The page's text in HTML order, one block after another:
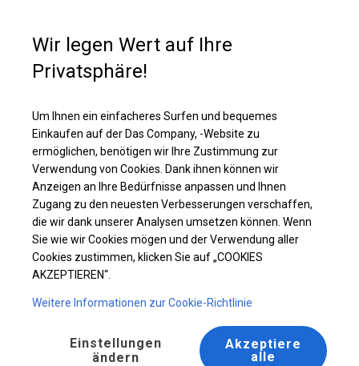
Ganzjährig geöffnete Zelthalle | 8x12 m
Wir legen Wert auf Ihre
Privatsphäre!
Um Ihnen ein einfacheres Surfen und bequemes
Einkaufen auf der Das Company, -Website zu
ermöglichen, benötigen wir Ihre Zustimmung zur
Verwendung von Cookies. Dank ihnen können wir
Anzeigen an Ihre Bedürfnisse anpassen und Ihnen
Zugang zu den neuesten Verbesserungen verschaffen,
die wir dank unserer Analysen umsetzen können. Wenn
Sie wie wir Cookies mögen und der Verwendung aller
Cookies zustimmen, klicken Sie auf „COOKIES
AKZEPTIEREN“.
Weitere Informationen zur Cookie-Richtlinie
Einstellungen
ändern
Akzeptiere
alle